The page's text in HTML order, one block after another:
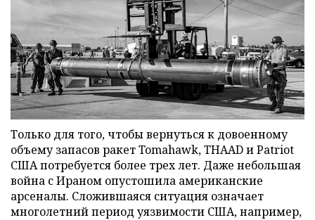
Только для того, чтобы вернуться к довоенному
объему запасов ракет Tomahawk, THAAD и Patriot
США потребуется более трех лет. Даже небольшая
война с Ираном опустошила американские
арсеналы. Сложившаяся ситуация означает
многолетний период уязвимости США, например,